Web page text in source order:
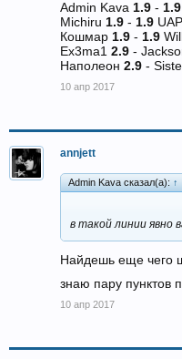
Admin Kava 1.9 - 1.9
Michiru 1.9 - 1.9
Кошмар 1.9 - 1.9
Ex3ma1 2.9 -
Наполеон 2.9 -
10 апр 2017
annjett
Admin Kava сказал(а): ↑
в такой линии явно
Найдешь еще чего
знаю пару пунктов
10 апр 2017